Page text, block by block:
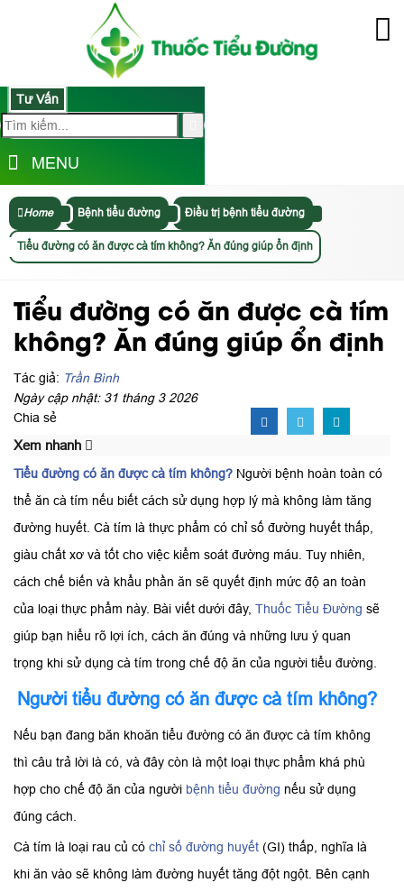
Tư Vấn
MENU
Home Bệnh tiểu đường Điều trị bệnh tiểu đường
Tiểu đường có ăn được cà tím không? Ăn đúng giúp ổn định
Tiểu đường có ăn được cà tím
không? Ăn đúng giúp ổn định
Tác giả: Trần Bình
Ngày cập nhật: 31 tháng 3 2026
Chia sẻ
Xem nhanh
Tiểu đường có ăn được cà tím không? Người bệnh hoàn toàn có
thể ăn cà tím nếu biết cách sử dụng hợp lý mà không làm tăng
đường huyết. Cà tím là thực phẩm có chỉ số đường huyết thấp,
giàu chất xơ và tốt cho việc kiểm soát đường máu. Tuy nhiên,
cách chế biến và khẩu phần ăn sẽ quyết định mức độ an toàn
của loại thực phẩm này. Bài viết dưới đây, Thuốc Tiểu Đường sẽ
giúp bạn hiểu rõ lợi ích, cách ăn đúng và những lưu ý quan
trọng khi sử dụng cà tím trong chế độ ăn của người tiểu đường.
Người tiểu đường có ăn được cà tím không?
Nếu bạn đang băn khoăn tiểu đường có ăn được cà tím không
thì câu trả lời là có, và đây còn là một loại thực phẩm khá phù
hợp cho chế độ ăn của người bệnh tiểu đường nếu sử dụng
đúng cách.
Cà tím là loại rau củ có chỉ số đường huyết (GI) thấp, nghĩa là
khi ăn vào sẽ không làm đường huyết tăng đột ngột. Bên cạnh